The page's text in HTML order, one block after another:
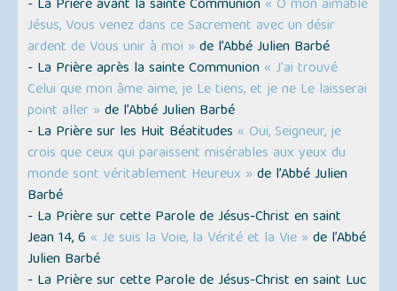
- La Prière avant la sainte Communion « Ô mon aimable
Jésus, Vous venez dans ce Sacrement avec un désir
ardent de Vous unir à moi » de l’Abbé Julien Barbé
- La Prière après la sainte Communion « J'ai trouvé
Celui que mon âme aime, je Le tiens, et je ne Le laisserai
point aller » de l’Abbé Julien Barbé
- La Prière sur les Huit Béatitudes « Oui, Seigneur, je
crois que ceux qui paraissent misérables aux yeux du
monde sont véritablement Heureux » de l’Abbé Julien
Barbé
- La Prière sur cette Parole de Jésus-Christ en saint
Jean 14, 6 « Je suis la Voie, la Vérité et la Vie » de l’Abbé
Julien Barbé
- La Prière sur cette Parole de Jésus-Christ en saint Luc